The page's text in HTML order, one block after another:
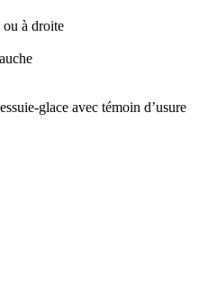
à droite
glace avec témoin d’usure